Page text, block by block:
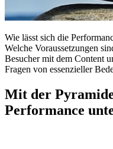
Wie lässt sich die
Welche Voraussetzungen
Besucher mit dem Content
Fragen von essenzieller
Mit der
Performance